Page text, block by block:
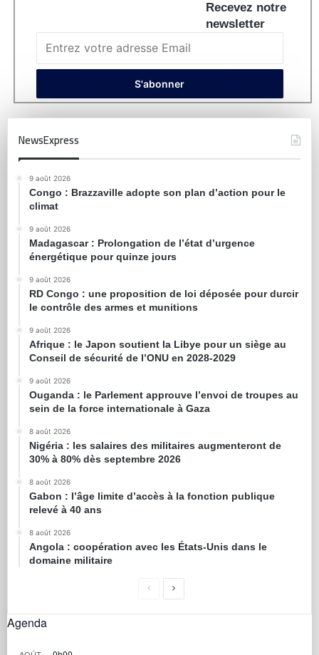
Recevez notre
newsletter
NewsExpress
9 août 2026
Congo : Brazzaville adopte son plan d’action pour le
climat
9 août 2026
Madagascar : Prolongation de l’état d’urgence
énergétique pour quinze jours
9 août 2026
RD Congo : une proposition de loi déposée pour durcir
le contrôle des armes et munitions
9 août 2026
Afrique : le Japon soutient la Libye pour un siège au
Conseil de sécurité de l’ONU en 2028-2029
9 août 2026
Ouganda : le Parlement approuve l’envoi de troupes au
sein de la force internationale à Gaza
8 août 2026
Nigéria : les salaires des militaires augmenteront de
30% à 80% dès septembre 2026
8 août 2026
Gabon : l’âge limite d’accès à la fonction publique
relevé à 40 ans
8 août 2026
Angola : coopération avec les États-Unis dans le
domaine militaire
Agenda